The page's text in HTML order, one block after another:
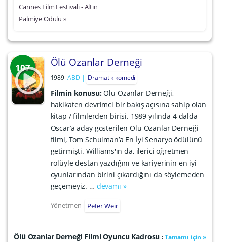
Cannes Film Festivali - Altın
Palmiye Ödülü »
107 Ölü Ozanlar Derneği
1989 ABD Dramatik komedi
Filmin konusu:Ölü Ozanlar Derneği,
hakikaten devrimci bir bakış açısına sahip olan
kitap / filmlerden birisi. 1989 yılında 4 dalda
Oscar’a aday gösterilen Ölü Ozanlar Derneği
filmi, Tom Schulman’a En İyi Senaryo ödülünü
getirmişti. Williams'ın da, ilerici öğretmen
rolüyle destan yazdığını ve kariyerinin en iyi
oyunlarından birini çıkardığını da söylemeden
geçemeyiz. … devamı »
Yönetmen Peter Weir
Ölü Ozanlar Derneği Filmi Oyuncu Kadrosu:Tamamı için »